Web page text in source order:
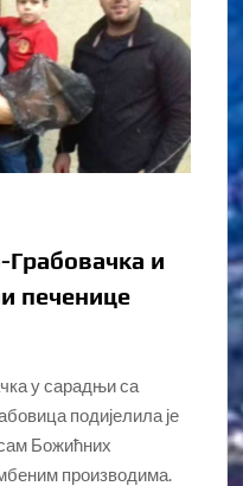
и
печенице
у сарадњи са
подијелила је
Божићних
производима.